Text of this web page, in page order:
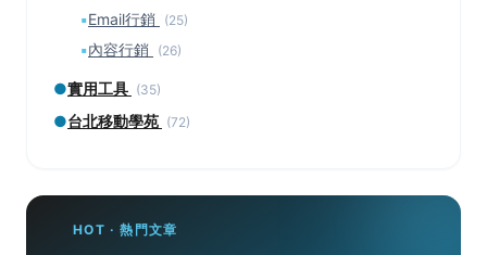
▪Email行銷 (25)
▪內容行銷 (26)
●實用工具 (35)
●台北移動學苑 (72)
HOT · 熱門文章